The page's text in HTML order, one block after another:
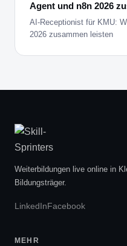
Agent und n8n 2026
AI-Receptionist für KMU:
2026 zusammen leisten
Weiterbildungen live online in
Bildungsträger.
LinkedInFacebook
MEHR